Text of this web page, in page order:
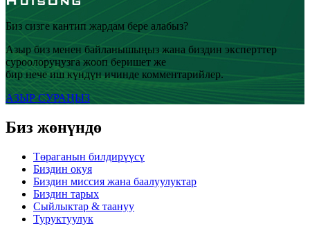
Биз сизге кантип жардам бере алабыз?
Азыр биз менен байланышыңыз жана биздин эксперттер
суроолоруңузга жооп беришет же
бир нече иш күндүн ичинде комментарийлер.
АЗЫР СУРАҢЫЗ
Биз жөнүндө
Төраганын билдирүүсү
Биздин окуя
Биздин миссия жана баалуулуктар
Биздин тарых
Сыйлыктар & таануу
Туруктуулук